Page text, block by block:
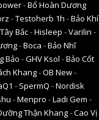
-Bổ Hoàn Dương
-Testoherb 1h -Bảo Khí
Bắc-Hisleep -Varilin -
-Boca -Bảo Nhĩ
Bảo -GHV Ksol -Bảo Cốt
Khang-OB New-
- SpermQ -Nordisk
-Menpro -Ladi Gem -
Thận Khang-Cao Vị